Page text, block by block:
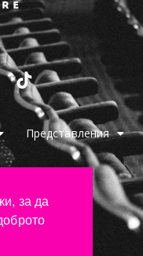
за да
Представления
885 662 308